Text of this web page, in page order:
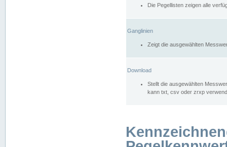
Die Pegellisten zeigen alle
Ganglinien
Zeigt die ausgewählten
Download
Stellt die ausgewählten
kann txt, csv oder zrxp